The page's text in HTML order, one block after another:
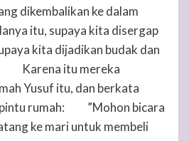
dikembalikan ke dalam
itu, supaya kita disergap
kita dijadikan budak dan
Karena itu mereka
Yusuf itu, dan berkata
rumah:
”Mohon bicara
ke mari untuk membeli